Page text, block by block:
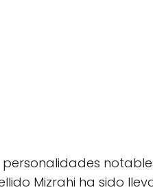
personalidades
Mizrahi ha sido